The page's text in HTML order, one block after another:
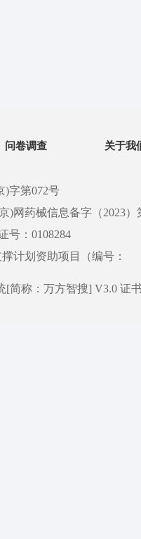
问卷调查 关于我
)字第072号
)网药械信息备字（2023）
号：0108284
计划资助项目（编号：
简称：万方智搜] V3.0 证